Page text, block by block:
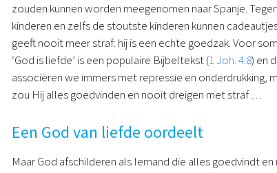
zouden kunnen worden meegenomen naar Spanje.
kinderen en zelfs de stoutste kinderen kunnen
geeft nooit meer straf: hij is een echte goedzak. Voor
‘God is liefde’ is een populaire Bijbeltekst (1 Joh. 4:8) en
associëren we immers met repressie en onderdrukking,
zou Hij alles goedvinden en nooit dreigen met straf …
Een God van liefde oordeelt
Maar God afschilderen als Iemand die alles goedvindt